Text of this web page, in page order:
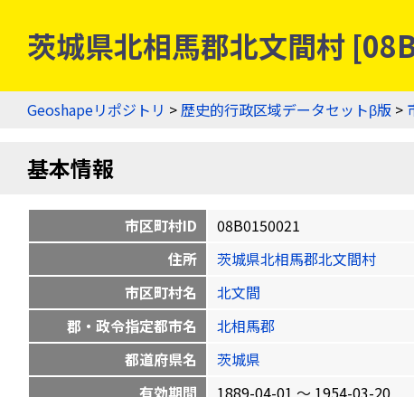
茨城県北相馬郡北文間村
Geoshapeリポジトリ >歴史的行政区域データセットβ版 >
基本情報
市区町村ID
08B0150021
住所
茨城県北相馬郡北文間村
市区町村名
北文間
郡・政令指定都市名
北相馬郡
都道府県名
茨城県
有効期間
1889-04-01 〜 1954-03-20